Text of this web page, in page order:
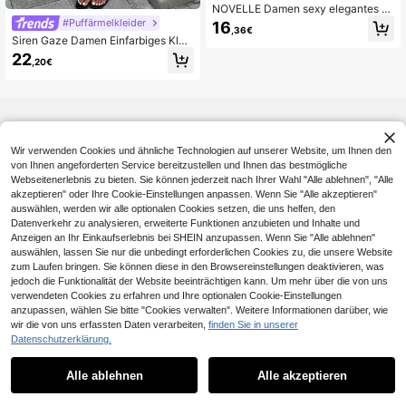
#Puffärmelkleider
Siren Gaze Damen Einfarbiges Klei
d mit Kerbelkragen, Bindegürtel und
Kurzarm, Minikleid
22 ,20€
NOVELLE Damen sexy elegantes g
elbes kurzes ärmelloses figurbetont
es Kleid mit Spaghettiträgern und rü
16 ,36€
Wir verwenden Cookies und ähnliche Technologien auf unserer Website, um Ihnen den
von Ihnen angeforderten Service bereitzustellen und Ihnen das bestmögliche
Webseitenerlebnis zu bieten. Sie können jederzeit nach Ihrer Wahl "Alle ablehnen", "Alle
akzeptieren" oder Ihre Cookie-Einstellungen anpassen. Wenn Sie "Alle akzeptieren"
auswählen, werden wir alle optionalen Cookies setzen, die uns helfen, den
Datenverkehr zu analysieren, erweiterte Funktionen anzubieten und Inhalte und
Anzeigen an Ihr Einkaufserlebnis bei SHEIN anzupassen. Wenn Sie "Alle ablehnen"
auswählen, lassen Sie nur die unbedingt erforderlichen Cookies zu, die unsere Website
zum Laufen bringen. Sie können diese in den Browsereinstellungen deaktivieren, was
jedoch die Funktionalität der Website beeinträchtigen kann. Um mehr über die von uns
verwendeten Cookies zu erfahren und Ihre optionalen Cookie-Einstellungen
anzupassen, wählen Sie bitte "Cookies verwalten". Weitere Informationen darüber, wie
wir die von uns erfassten Daten verarbeiten, finden Sie in unserer
Datenschutzerklärung.
Alle ablehnen Alle akzeptieren